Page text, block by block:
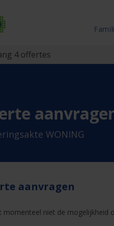
4 offertes
WONING
aanvragen
momenteel niet de mogelijkheid